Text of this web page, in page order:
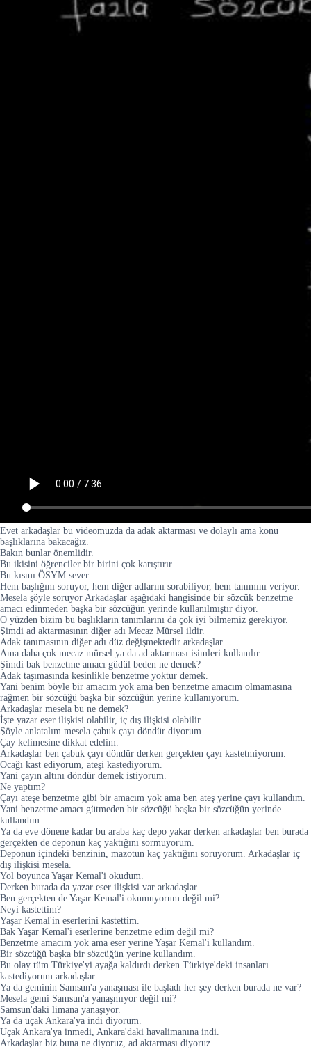
Evet arkadaşlar bu videomuzda da adak aktarması ve dolaylı ama konu
başlıklarına bakacağız.
Bakın bunlar önemlidir.
Bu ikisini öğrenciler bir birini çok karıştırır.
Bu kısmı ÖSYM sever.
Hem başlığını soruyor, hem diğer adlarını sorabiliyor, hem tanımını veriyor.
Mesela şöyle soruyor Arkadaşlar aşağıdaki hangisinde bir sözcük benzetme
amacı edinmeden başka bir sözcüğün yerinde kullanılmıştır diyor.
O yüzden bizim bu başlıkların tanımlarını da çok iyi bilmemiz gerekiyor.
Şimdi ad aktarmasının diğer adı Mecaz Mürsel ildir.
Adak tanımasının diğer adı düz değişmektedir arkadaşlar.
Ama daha çok mecaz mürsel ya da ad aktarması isimleri kullanılır.
Şimdi bak benzetme amacı güdül beden ne demek?
Adak taşımasında kesinlikle benzetme yoktur demek.
Yani benim böyle bir amacım yok ama ben benzetme amacım olmamasına
rağmen bir sözcüğü başka bir sözcüğün yerine kullanıyorum.
Arkadaşlar mesela bu ne demek?
İşte yazar eser ilişkisi olabilir, iç dış ilişkisi olabilir.
Şöyle anlatalım mesela çabuk çayı döndür diyorum.
Çay kelimesine dikkat edelim.
Arkadaşlar ben çabuk çayı döndür derken gerçekten çayı kastetmiyorum.
Ocağı kast ediyorum, ateşi kastediyorum.
Yani çayın altını döndür demek istiyorum.
Ne yaptım?
Çayı ateşe benzetme gibi bir amacım yok ama ben ateş yerine çayı kullandım.
Yani benzetme amacı gütmeden bir sözcüğü başka bir sözcüğün yerinde
kullandım.
Ya da eve dönene kadar bu araba kaç depo yakar derken arkadaşlar ben burada
gerçekten de deponun kaç yaktığını sormuyorum.
Deponun içindeki benzinin, mazotun kaç yaktığını soruyorum. Arkadaşlar iç
dış ilişkisi mesela.
Yol boyunca Yaşar Kemal'i okudum.
Derken burada da yazar eser ilişkisi var arkadaşlar.
Ben gerçekten de Yaşar Kemal'i okumuyorum değil mi?
Neyi kastettim?
Yaşar Kemal'in eserlerini kastettim.
Bak Yaşar Kemal'i eserlerine benzetme edim değil mi?
Benzetme amacım yok ama eser yerine Yaşar Kemal'i kullandım.
Bir sözcüğü başka bir sözcüğün yerine kullandım.
Bu olay tüm Türkiye'yi ayağa kaldırdı derken Türkiye'deki insanları
kastediyorum arkadaşlar.
Ya da geminin Samsun'a yanaşması ile başladı her şey derken burada ne var?
Mesela gemi Samsun'a yanaşmıyor değil mi?
Samsun'daki limana yanaşıyor.
Ya da uçak Ankara'ya indi diyorum.
Uçak Ankara'ya inmedi, Ankara'daki havalimanına indi.
Arkadaşlar biz buna ne diyoruz, ad aktarması diyoruz.